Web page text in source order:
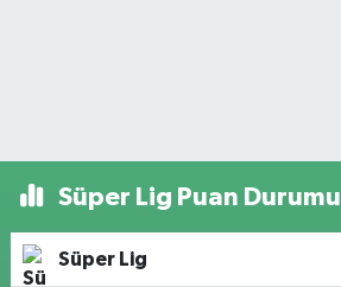
Süper Lig Puan Durumu
Süper Lig